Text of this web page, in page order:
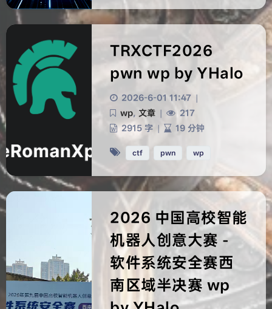
TRXCTF2026
pwn wp by YHalo
2026-6-01 11:47 |
wp, 文章 |
217
2915 字 | 19 分钟
ctf pwn wp
2026 中国高校智能
机器人创意大赛 -
软件系统安全赛西
南区域半决赛 wp